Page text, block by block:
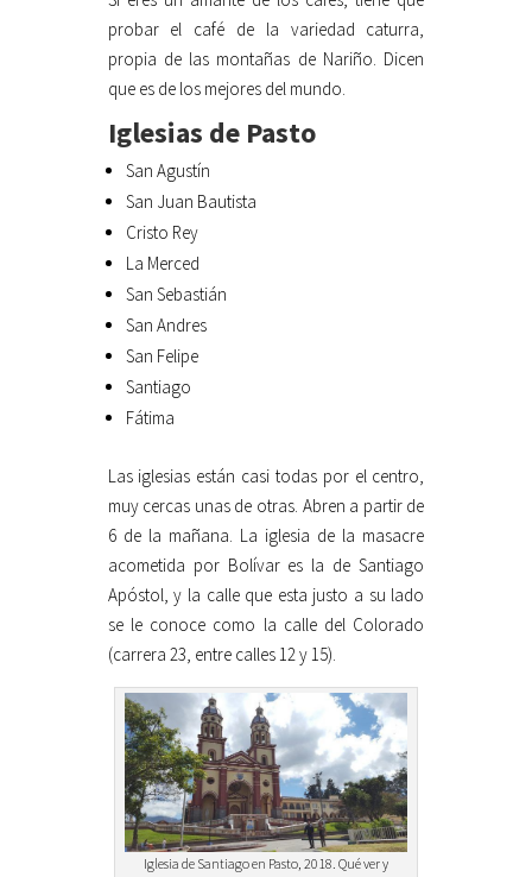
probar el café de la variedad caturra,
propia de las montañas de Nariño. Dicen
que es de los mejores del mundo.
Iglesias de Pasto
San Agustín
San Juan Bautista
Cristo Rey
La Merced
San Sebastián
San Andres
San Felipe
Santiago
Fátima
Las iglesias están casi todas por el centro,
muy cercas unas de otras. Abren a partir de
6 de la mañana. La iglesia de la masacre
acometida por Bolívar es la de Santiago
Apóstol, y la calle que esta justo a su lado
se le conoce como la calle del Colorado
(carrera 23, entre calles 12 y 15).
Iglesia de Santiago en Pasto, 2018. Qué ver y